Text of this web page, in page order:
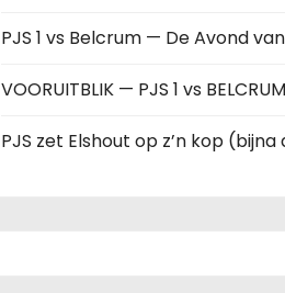
PJS 1 vs Belcrum — De Avond
VOORUITBLIK — PJS 1 vs BELCRUM
PJS zet Elshout op z’n kop (bijna